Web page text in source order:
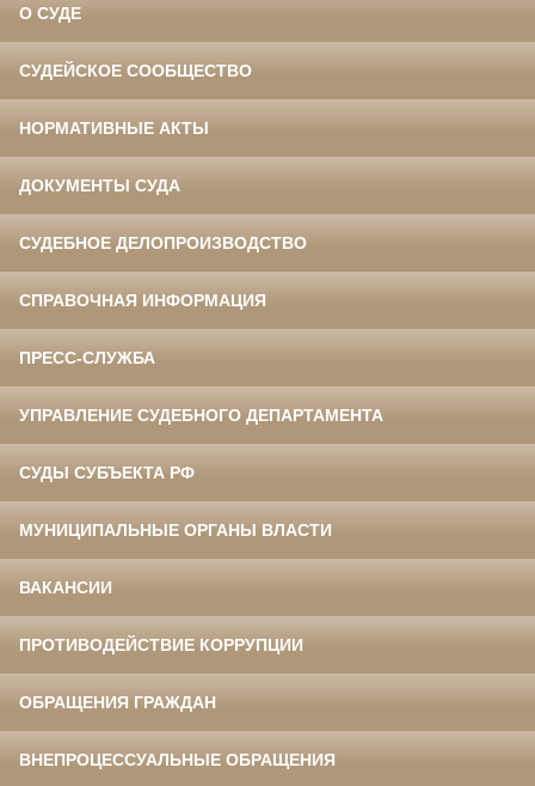
О СУДЕ
СУДЕЙСКОЕ СООБЩЕСТВО
НОРМАТИВНЫЕ АКТЫ
ДОКУМЕНТЫ СУДА
СУДЕБНОЕ ДЕЛОПРОИЗВОДСТВО
СПРАВОЧНАЯ ИНФОРМАЦИЯ
ПРЕСС-СЛУЖБА
УПРАВЛЕНИЕ СУДЕБНОГО ДЕПАРТАМЕНТА
СУДЫ СУБЪЕКТА РФ
МУНИЦИПАЛЬНЫЕ ОРГАНЫ ВЛАСТИ
ВАКАНСИИ
ПРОТИВОДЕЙСТВИЕ КОРРУПЦИИ
ОБРАЩЕНИЯ ГРАЖДАН
ВНЕПРОЦЕССУАЛЬНЫЕ ОБРАЩЕНИЯ